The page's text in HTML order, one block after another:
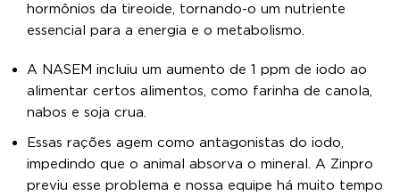
hormônios da tireoide, tornando-o um nutriente
essencial para a energia e o metabolismo.
A NASEM incluiu um aumento de 1 ppm de iodo ao
alimentar certos alimentos, como farinha de canola,
nabos e soja crua.
Essas rações agem como antagonistas do iodo,
impedindo que o animal absorva o mineral. A Zinpro
previu esse problema e nossa equipe há muito tempo